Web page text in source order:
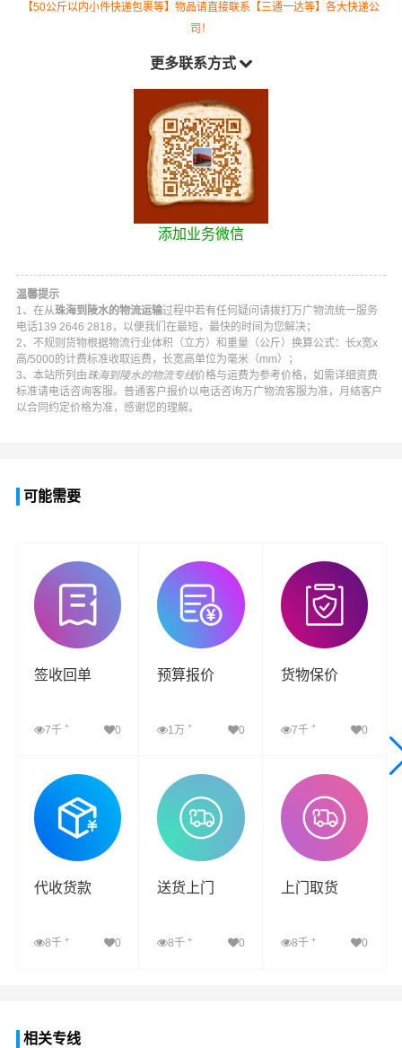
【50公斤以内小件快递包裹等】物品请直接联系【三通一达等】各大快递公
司！
更多联系方式
添加业务微信
温馨提示
1、在从珠海到陵水的物流运输过程中若有任何疑问请拨打万广物流统一服务
电话139 2646 2818 ，以便我们在最短，最快的时间为您解决；
2、不规则货物根据物流行业体积（立方）和重量（公斤）换算公式：长x宽x
高/5000的计费标准收取运费，长宽高单位为毫米（mm）；
3、本站所列由珠海到陵水的物流专线价格与运费为参考价格，如需详细资费
标准请电话咨询客服。普通客户报价以电话咨询万广物流客服为准，月结客户
以合同约定价格为准，感谢您的理解。
可能需要
签收回单
7千 + 0
查看详细
预算报价
1万+ 0
查看详细
货物保价
7千 + 0
查看详细
代收货款
8千 + 0
送货上门
8千+ 0
上门取货
8千 + 0
相关专线